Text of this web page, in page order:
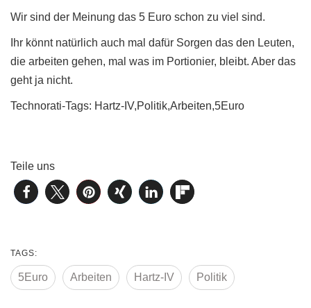
Wir sind der Meinung das 5 Euro schon zu viel sind.
Ihr könnt natürlich auch mal dafür Sorgen das den Leuten,
die arbeiten gehen, mal was im Portionier, bleibt. Aber das
geht ja nicht.
Technorati-Tags: Hartz-IV,Politik,Arbeiten,5Euro
Teile uns
TAGS:
5Euro Arbeiten Hartz-IV Politik